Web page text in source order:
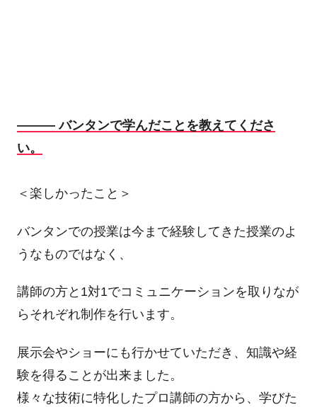
――― バンタンで学んだことを教えてくださ
い。
＜楽しかったこと＞
バンタンでの授業は今まで経験してきた授業のよ
うなものではなく、
講師の方と1対1でコミュニケーションを取りなが
らそれぞれ制作を行います。
展示会やショーにも行かせていただき、知識や経
験を得ることが出来ました。
様々な技術に特化したプロ講師の方から、学びた